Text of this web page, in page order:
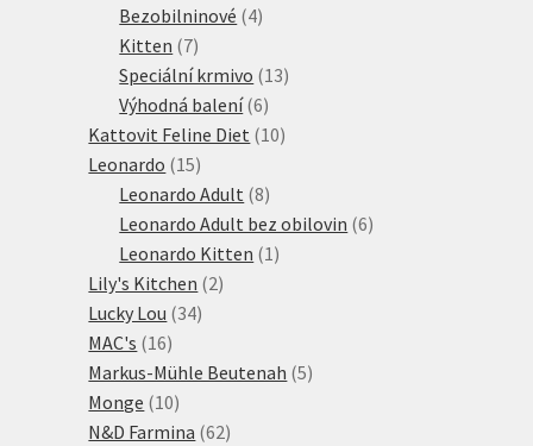
produktů
Bezobilninové 44
Kitten 77
produktů
Speciální krmivo 1313
Výhodná balení 66
produktů
Kattovit Feline Diet 1010
Leonardo 1515
produktů
Leonardo Adult 88
produktů
Leonardo Adult bez obilovin 66
Leonardo Kitten 1 1
Lily's Kitchen 22
Lucky Lou 3434
MAC's 1616
produktů
Markus-Mühle Beutenah 55
Monge 1010
produktů
N&D Farmina 6262